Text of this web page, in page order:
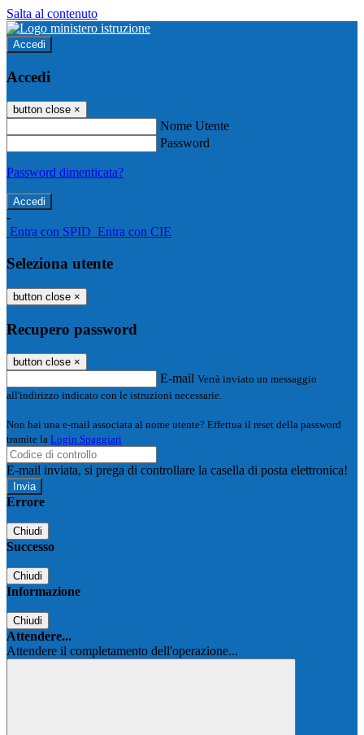
Salta al contenuto
Accedi
Accedi
button close ×
Nome Utente
Password
Password dimenticata?
-
Entra con SPID Entra con CIE
Seleziona utente
button close ×
Recupero password
button close ×
E-mail Verrà inviato un messaggio
all'indirizzo indicato con le istruzioni necessarie.
Non hai una e-mail associata al nome utente? Effettua il reset della password
tramite la Login Spaggiari
E-mail inviata, si prega di controllare la casella di posta elettronica!
Errore
Chiudi
Successo
Chiudi
Informazione
Chiudi
Attendere...
Attendere il completamento dell'operazione...